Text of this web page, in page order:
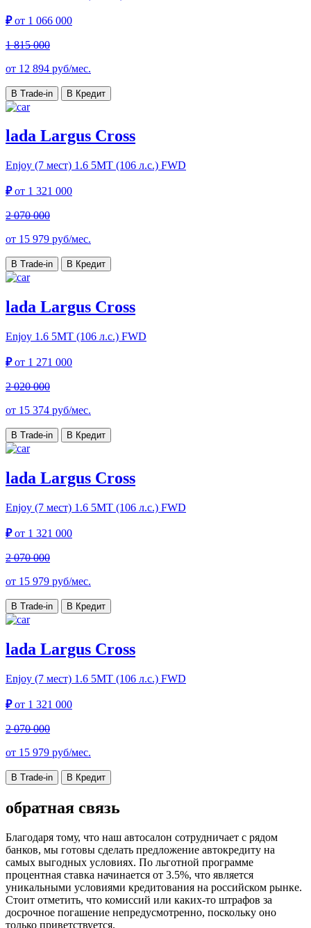
₽от 1 066 000
1 815 000
от 12 894 руб/мес.
В Trade-in В Кредит
lada Largus Cross
Enjoy (7 мест) 1.6 5МТ (106 л.с.) FWD
₽от 1 321 000
2 070 000
от 15 979 руб/мес.
В Trade-in В Кредит
lada Largus Cross
Enjoy 1.6 5МТ (106 л.с.) FWD
₽от 1 271 000
2 020 000
от 15 374 руб/мес.
В Trade-in В Кредит
lada Largus Cross
Enjoy (7 мест) 1.6 5МТ (106 л.с.) FWD
₽от 1 321 000
2 070 000
от 15 979 руб/мес.
В Trade-in В Кредит
lada Largus Cross
Enjoy (7 мест) 1.6 5МТ (106 л.с.) FWD
₽от 1 321 000
2 070 000
от 15 979 руб/мес.
В Trade-in В Кредит
обратная связь
Благодаря тому, что наш автосалон сотрудничает с рядом
банков, мы готовы сделать предложение автокредиту на
самых выгодных условиях. По льготной программе
процентная ставка начинается от 3.5%, что является
уникальными условиями кредитования на российском рынке.
Стоит отметить, что комиссий или каких-то штрафов за
досрочное погашение непредусмотренно, поскольку оно
только приветствуется.